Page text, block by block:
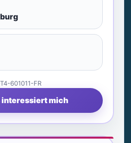
601011-FR
interessiert mich